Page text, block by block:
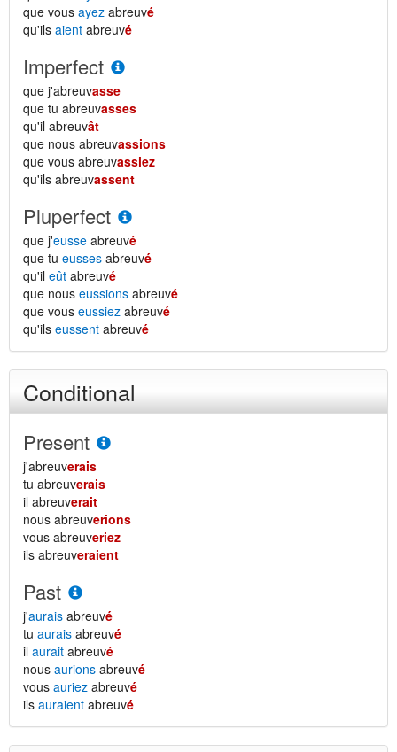
que vous ayez abreuvé
qu'ils aient abreuvé
Imperfect
que j'abreuvasse
que tu abreuvasses
qu'il abreuvât
que nous abreuvassions
que vous abreuvassiez
qu'ils abreuvassent
Pluperfect
que j'eusse abreuvé
que tu eusses abreuvé
qu'il eût abreuvé
que nous eussions abreuvé
que vous eussiez abreuvé
qu'ils eussent abreuvé
Conditional
Present
j'abreuverais
tu abreuverais
il abreuverait
nous abreuverions
vous abreuveriez
ils abreuveraient
Past
j'aurais abreuvé
tu aurais abreuvé
il aurait abreuvé
nous aurions abreuvé
vous auriez abreuvé
ils auraient abreuvé